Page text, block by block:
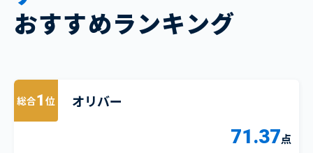
おすすめランキング
総合1 位 オリバー
71.37点